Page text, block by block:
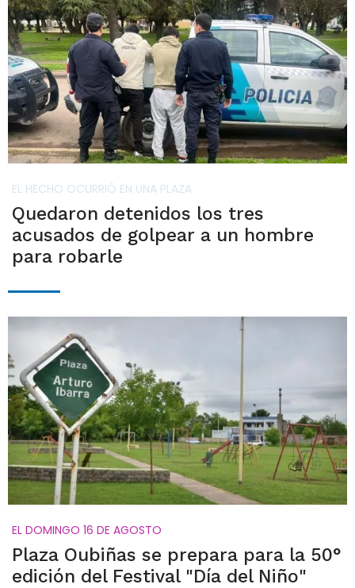
EL HECHO OCURRIÓ EN UNA PLAZA
Quedaron detenidos los tres
acusados de golpear a un hombre
para robarle
EL DOMINGO 16 DE AGOSTO
Plaza Oubiñas se prepara para la 50°
edición del Festival "Día del Niño"